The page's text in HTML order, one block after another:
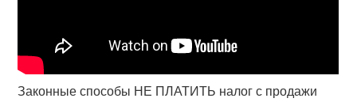
Законные способы НЕ ПЛАТИТЬ налог с продажи